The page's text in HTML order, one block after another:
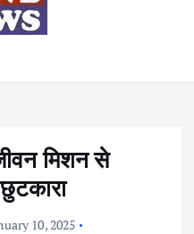
मिशन से
10, 2025